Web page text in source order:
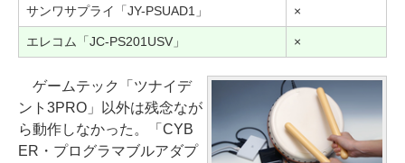
サンワサプライ「JY-PSUAD1」 ×
エレコム「JC-PS201USV」 ×
ゲームテック「ツナイデ
ント3PRO」以外は残念なが
ら動作しなかった。「CYB
ER・プログラマブルアダプ